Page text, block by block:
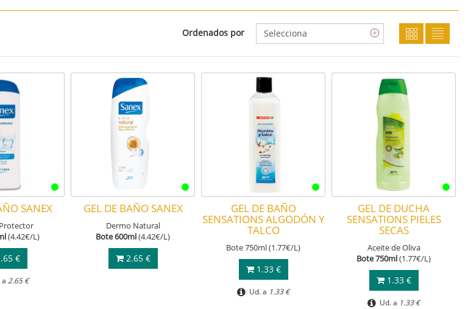
Ordenados por
SANEX
(4.42€/L)
€
a 2.65 €
GEL DE BAÑO SANEX
Dermo Natural
Bote 600ml(4.42€/L)
2.65 €
GEL DE BAÑO
SENSATIONS ALGODÓN Y
TALCO
Bote 750ml (1.77€/L)
1.33 €
Ud. a 1.33 €
GEL DE DUCHA
SENSATIONS PIELES
SECAS
Aceite de Oliva
Bote 750ml(1.77€/L)
1.33 €
Ud. a 1.33 €